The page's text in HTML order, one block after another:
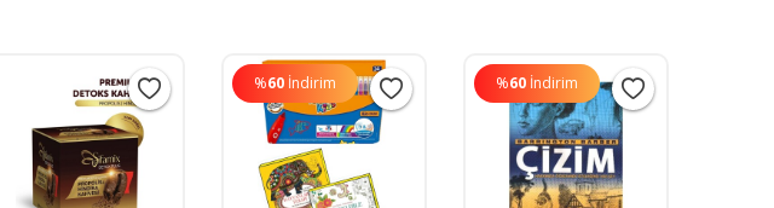
%60 İndirim %60 İndirim